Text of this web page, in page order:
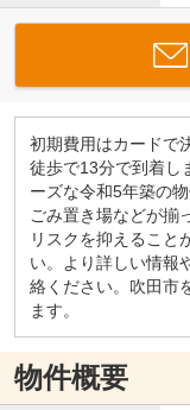
初期費用はカードで
徒歩で13分で到着し
ーズな令和5年築の
ごみ置き場などが揃
リスクを抑えること
い。より詳しい情報
絡ください。吹田市
ます。
物件概要